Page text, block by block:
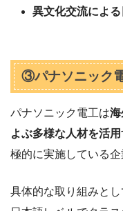
異文化交流によ
③パナソニック
パナソニック電工は海
よぶ多様な人材を活用
極的に実施している企
具体的な取り組みと